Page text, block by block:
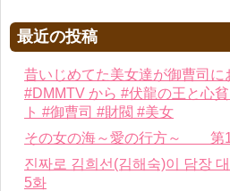
最近の投稿
昔いじめてた美女達が御曹司に
#DMMTV から #伏龍の王と心
ト #御曹司 #財閥 #美女
その女の海～愛の行方～ 第1
진짜로 김희선(김해숙)이 담장
5화